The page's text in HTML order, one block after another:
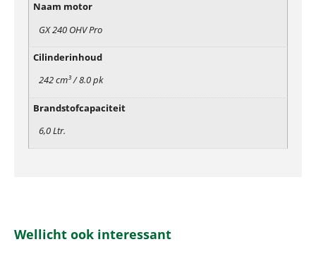
Naam motor
GX 240 OHV Pro
Cilinderinhoud
242 cm³ / 8.0 pk
Brandstofcapaciteit
6,0 Ltr.
Wellicht ook interessant